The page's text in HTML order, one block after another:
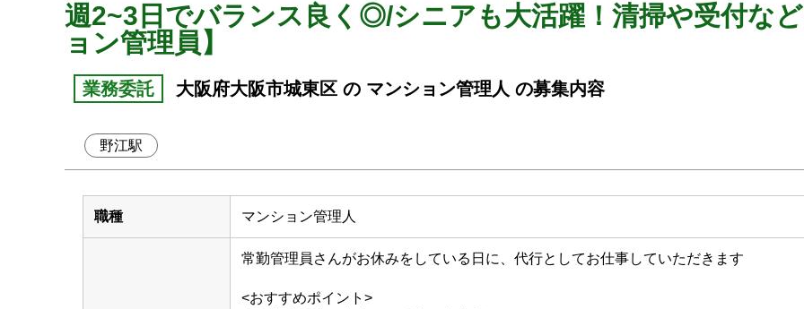
週2~3日でバランス良く◎/シニアも大活躍！清掃や受付な
ョン管理員】
業務委託 大阪府大阪市城東区 の マンション管理人 の募集内容
野江駅
職種 マンション管理人
常勤管理員さんがお休みをしている日に、代行としてお仕事していただきます
<おすすめポイント>